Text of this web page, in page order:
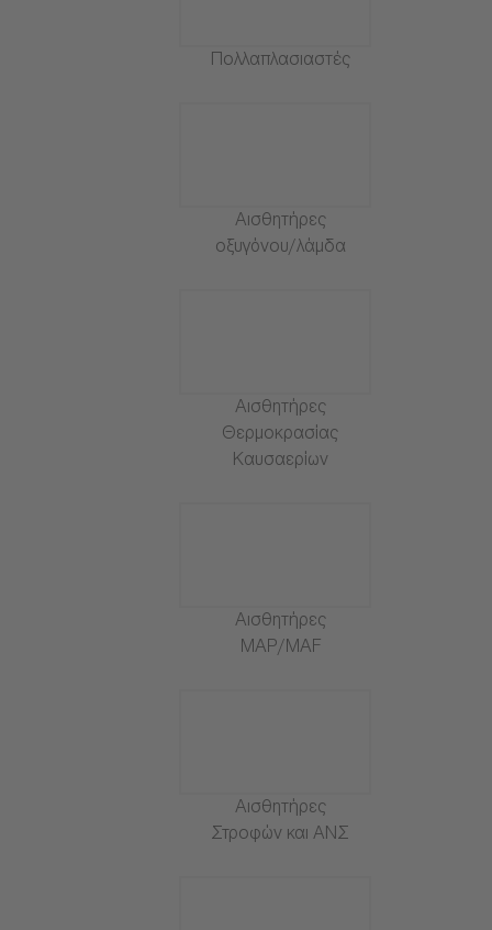
Πολλαπλασιαστές
Αισθητήρες
οξυγόνου/λάμδα
Αισθητήρες
Θερμοκρασίας
Καυσαερίων
Αισθητήρες
MAP/MAF
Αισθητήρες
Στροφών και ΑΝΣ